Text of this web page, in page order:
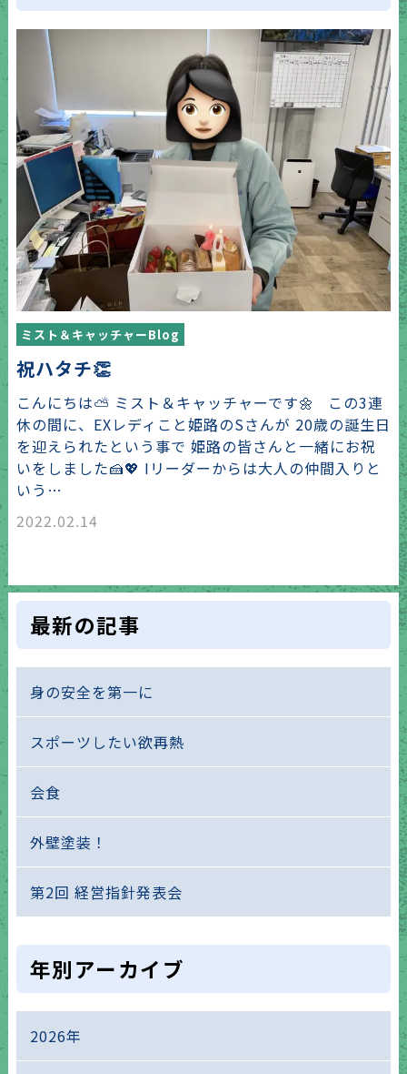
ミスト＆キャッチャーBlog
祝ハタチ👏
こんにちは⛅ ミスト＆キャッチャーです🌼 この3連
休の間に、EXレディこと姫路のSさんが 20歳の誕生日
を迎えられたという事で 姫路の皆さんと一緒にお祝
いをしました🍰💖 Iリーダーからは大人の仲間入りと
いう…
2022.02.14
最新の記事
身の安全を第一に
スポーツしたい欲再熱
会食
外壁塗装！
第2回 経営指針発表会
年別アーカイブ
2026年